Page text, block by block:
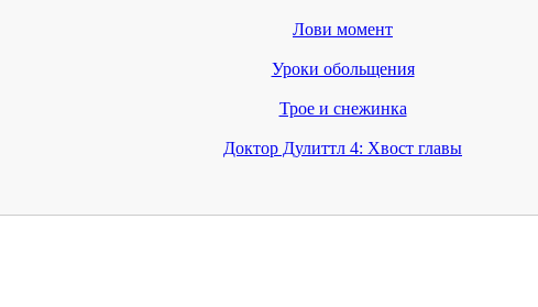
Лови момент
Уроки обольщения
Трое и снежинка
Доктор Дулиттл 4: Хвост главы